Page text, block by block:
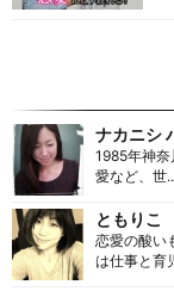
ナカニシ
1985年神
愛など、世
ともりこ
恋愛の酸い
は仕事と育